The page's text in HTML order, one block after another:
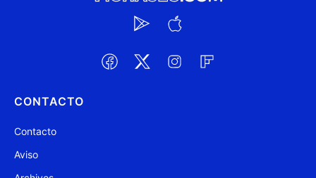
CONTACTO
Contacto
Aviso